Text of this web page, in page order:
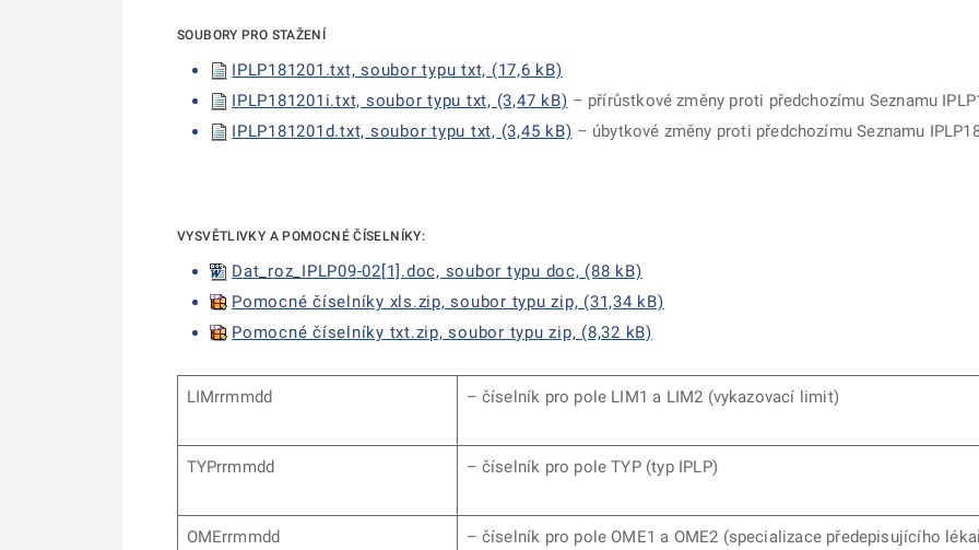
SOUBORY PRO STAŽENÍ
IPLP181201.txt, soubor typu txt, (17,6 kB)
IPLP181201i.txt, soubor typu txt, (3,47 kB) – přírůstkové změny proti předchozímu Seznamu
IPLP181201d.txt, soubor typu txt, (3,45 kB) – úbytkové změny proti předchozímu Seznamu
VYSVĚTLIVKY A POMOCNÉ ČÍSELNÍKY:
Dat_roz_IPLP09-02[1].doc, soubor typu doc, (88 kB)
Pomocné číselníky xls.zip, soubor typu zip, (31,34 kB)
Pomocné číselníky txt.zip, soubor typu zip, (8,32 kB)
LIMrrmmdd – číselník pro pole LIM1 a LIM2 (vykazovací limit)
TYPrrmmdd – číselník pro pole TYP (typ IPLP)
OMErrmmdd – číselník pro pole OME1 a OME2 (specializace předepisujícího